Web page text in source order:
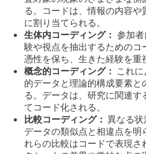
る。コードは、情報の内容
に割り当てられる。
生体内コーディング： 参加
験や視点を抽出するための
憑性を保ち、生きた経験を重
概念的コーディング： これ
的データと理論的構成要素
る。データは、研究に関連
てコード化される。
比較コーディング： 異なる状
データの類似点と相違点を
れらの比較はコードで表現